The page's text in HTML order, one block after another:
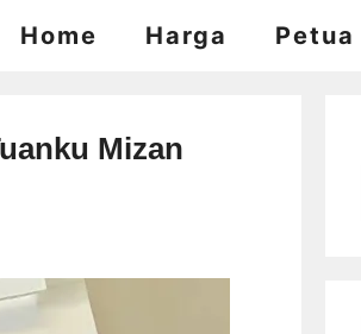
Home Harga Petua
Mizan